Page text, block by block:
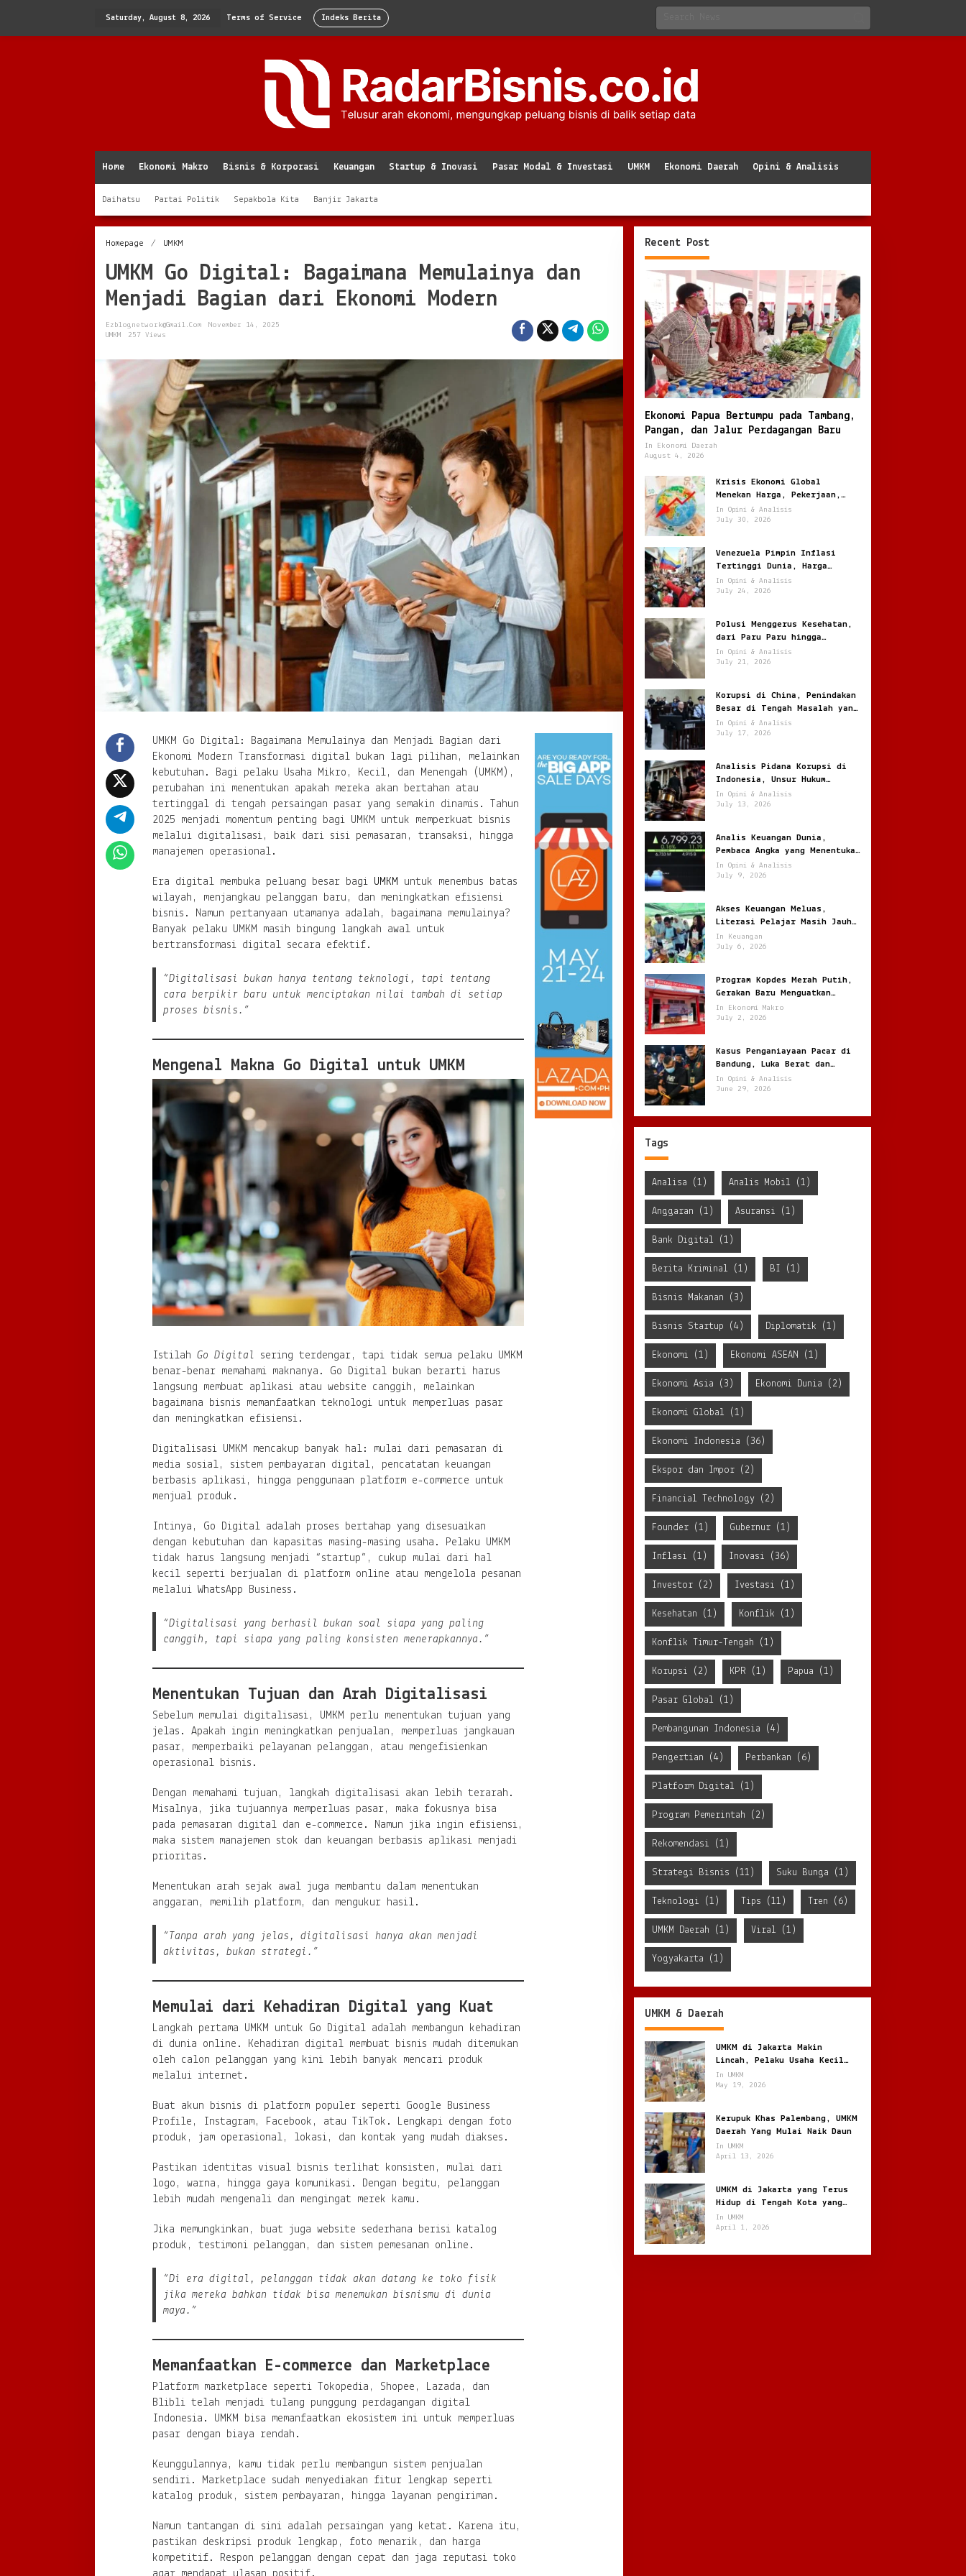
Saturday, August 8, 2026 Terms of Service Indeks Berita
Home Ekonomi Makro Bisnis & Korporasi Keuangan Startup & Inovasi Pasar Modal & Investasi UMKM Ekonomi Daerah Opini & Analisis
Daihatsu Partai Politik Sepakbola Kita Banjir Jakarta
Homepage / UMKM
Digital:
Bagaimana
Memulainya
dan
Menjadi
Ekonomi
Modern
UMKM Go Digital: Bagaimana Memulainya dan
Menjadi Bagian dari Ekonomi Modern
Ezblognetwork@gmail.com
November 14, 2025
UMKM
257 Views
UMKM Go Digital: Bagaimana Memulainya dan Menjadi Bagian dari
Ekonomi Modern Transformasi digital bukan lagi pilihan, melainkan
kebutuhan. Bagi pelaku Usaha Mikro, Kecil, dan Menengah (UMKM),
perubahan ini menentukan apakah mereka akan bertahan atau
tertinggal di tengah persaingan pasar yang semakin dinamis. Tahun
2025 menjadi momentum penting bagi UMKM untuk memperkuat bisnis
melalui digitalisasi, baik dari sisi pemasaran, transaksi, hingga
manajemen operasional.
Era digital membuka peluang besar bagi UMKM
untuk menembus batas
wilayah, menjangkau pelanggan baru, dan meningkatkan efisiensi
bisnis. Namun pertanyaan utamanya adalah, bagaimana memulainya?
Banyak pelaku UMKM masih bingung langkah awal untuk
bertransformasi digital secara efektif.
“Digitalisasi bukan hanya tentang teknologi, tapi tentang
cara berpikir baru untuk menciptakan nilai tambah di setiap
proses bisnis.”
Mengenal Makna Go Digital untuk UMKM
Istilah Go Digital sering terdengar, tapi tidak semua pelaku UMKM
benar-benar memahami maknanya. Go Digital bukan berarti harus
langsung membuat aplikasi atau website canggih, melainkan
bagaimana bisnis memanfaatkan teknologi untuk memperluas pasar
dan meningkatkan efisiensi.
Digitalisasi UMKM mencakup banyak hal: mulai dari pemasaran di
media sosial, sistem pembayaran digital, pencatatan keuangan
berbasis aplikasi, hingga penggunaan platform e-commerce untuk
menjual produk.
Intinya, Go Digital adalah proses bertahap yang disesuaikan
dengan kebutuhan dan kapasitas masing-masing usaha. Pelaku UMKM
tidak harus langsung menjadi “startup”, cukup mulai dari hal
kecil seperti berjualan di platform online atau mengelola pesanan
melalui WhatsApp Business.
“Digitalisasi yang berhasil bukan soal siapa yang paling
canggih, tapi siapa yang paling konsisten menerapkannya.”
Menentukan Tujuan dan Arah Digitalisasi
Sebelum memulai digitalisasi, UMKM perlu menentukan tujuan yang
jelas. Apakah ingin meningkatkan penjualan, memperluas jangkauan
pasar, memperbaiki pelayanan pelanggan, atau mengefisienkan
operasional bisnis.
Dengan memahami tujuan, langkah digitalisasi akan lebih terarah.
Misalnya, jika tujuannya memperluas pasar, maka fokusnya bisa
pada pemasaran digital dan e-commerce. Namun jika ingin efisiensi,
maka sistem manajemen stok dan keuangan berbasis aplikasi menjadi
prioritas.
Menentukan arah sejak awal juga membantu dalam menentukan
anggaran, memilih platform, dan mengukur hasil.
“Tanpa arah yang jelas, digitalisasi hanya akan menjadi
aktivitas, bukan strategi.”
Memulai dari Kehadiran Digital yang Kuat
Langkah pertama UMKM untuk Go Digital adalah membangun kehadiran
di dunia online. Kehadiran digital membuat bisnis mudah ditemukan
oleh calon pelanggan yang kini lebih banyak mencari produk
melalui internet.
Buat akun bisnis di platform populer seperti Google Business
Profile, Instagram, Facebook, atau TikTok. Lengkapi dengan foto
produk, jam operasional, lokasi, dan kontak yang mudah diakses.
Pastikan identitas visual bisnis terlihat konsisten, mulai dari
logo, warna, hingga gaya komunikasi. Dengan begitu, pelanggan
lebih mudah mengenali dan mengingat merek kamu.
Jika memungkinkan, buat juga website sederhana berisi katalog
produk, testimoni pelanggan, dan sistem pemesanan online.
“Di era digital, pelanggan tidak akan datang ke toko fisik
jika mereka bahkan tidak bisa menemukan bisnismu di dunia
maya.”
Memanfaatkan E-commerce dan Marketplace
Platform marketplace seperti Tokopedia, Shopee, Lazada, dan
Blibli telah menjadi tulang punggung perdagangan digital
Indonesia. UMKM bisa memanfaatkan ekosistem ini untuk memperluas
pasar dengan biaya rendah.
Keunggulannya, kamu tidak perlu membangun sistem penjualan
sendiri. Marketplace sudah menyediakan fitur lengkap seperti
katalog produk, sistem pembayaran, hingga layanan pengiriman.
Namun tantangan di sini adalah persaingan yang ketat. Karena itu,
pastikan deskripsi produk lengkap, foto menarik, dan harga
kompetitif. Respon pelanggan dengan cepat dan jaga reputasi toko
Recent Post
Ekonomi Papua Bertumpu pada Tambang,
Pangan, dan Jalur Perdagangan Baru
In Ekonomi Daerah
August 4, 2026
Krisis Ekonomi Global
Menekan Harga, Pekerjaan,
dan Daya Beli Masyarakat
In Opini & Analisis
July 30, 2026
Venezuela Pimpin Inflasi
Tertinggi Dunia, Harga
Melonjak Ratusan Persen
In Opini & Analisis
July 24, 2026
Polusi Menggerus Kesehatan,
dari Paru Paru hingga
Jantung
In Opini & Analisis
July 21, 2026
Korupsi di China, Penindakan
Besar di Tengah Masalah yang
Terus Berulang
In Opini & Analisis
July 17, 2026
Analisis Pidana Korupsi di
Indonesia, Unsur Hukum
hingga Pemulihan Aset
In Opini & Analisis
July 13, 2026
Analis Keuangan Dunia,
Pembaca Angka yang Menentukan
Arah Pasar Global
In Opini & Analisis
July 9, 2026
Akses Keuangan Meluas,
Literasi Pelajar Masih Jauh
Tertinggal
In Keuangan
July 6, 2026
Program Kopdes Merah Putih,
Gerakan Baru Menguatkan
Ekonomi Desa dari Akar Rumput
In Ekonomi Makro
July 2, 2026
Kasus Penganiayaan Pacar di
Bandung, Luka Berat dan
Penyekapan !
In Opini & Analisis
June 29, 2026
Tags
Analisa (1) Analis Mobil (1)
Anggaran (1) Asuransi (1)
Bank Digital (1)
Berita Kriminal (1) BI (1)
Bisnis Makanan (3)
Bisnis Startup (4) Diplomatik (1)
Ekonomi (1) Ekonomi ASEAN (1)
Ekonomi Asia (3) Ekonomi Dunia (2)
Ekonomi Global (1)
Ekonomi Indonesia (36)
Ekspor dan Impor(2)
Financial Technology(2)
Founder(1) Gubernur(1)
Inflasi (1) Inovasi (36)
Investor(2) Ivestasi (1)
Kesehatan (1) Konflik (1)
Konflik Timur-Tengah (1)
Korupsi (2) KPR (1) Papua (1)
Pasar Global (1)
Pembangunan Indonesia (4)
Pengertian (4) Perbankan (6)
Platform Digital (1)
Program Pemerintah (2)
Rekomendasi (1)
Strategi Bisnis (11) Suku Bunga (1)
Teknologi (1) Tips (11) Tren (6)
UMKM Daerah (1) Viral (1)
Yogyakarta (1)
UMKM & Daerah
UMKM di Jakarta Makin
Lincah, Pelaku Usaha Kecil
Berburu Peluang di Kota
Besar
In UMKM
May 19, 2026
Kerupuk Khas Palembang, UMKM
Daerah Yang Mulai Naik Daun
In UMKM
April 13, 2026
UMKM di Jakarta yang Terus
Hidup di Tengah Kota yang
Bergerak Cepat
In UMKM
April 1, 2026